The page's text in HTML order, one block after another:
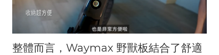
整體而言，Waymax 野獸板結合了舒適